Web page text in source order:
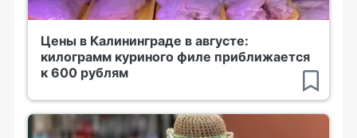
Цены в Калининграде в августе:
килограмм куриного филе приближается
к 600 рублям